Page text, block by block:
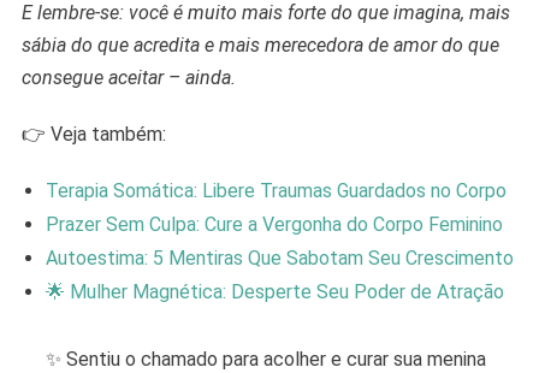
E lembre-se: você é muito mais forte do que imagina, mais
sábia do que acredita e mais merecedora de amor do que
consegue aceitar – ainda.
👉 Veja também:
Terapia Somática: Libere Traumas Guardados no Corpo
Prazer Sem Culpa: Cure a Vergonha do Corpo Feminino
Autoestima: 5 Mentiras Que Sabotam Seu Crescimento
🌟 Mulher Magnética: Desperte Seu Poder de Atração
✨ Sentiu o chamado para acolher e curar sua menina